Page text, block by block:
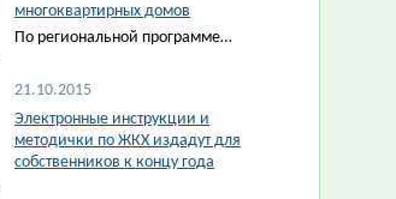
многоквартирных домов
По региональной программе…
21.10.2015
Электронные инструкции и
методички по ЖКХ издадут для
собственников к концу года